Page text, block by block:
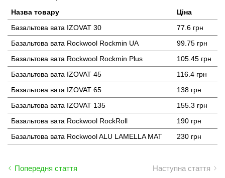
Назва товару
Ціна
Базальтова вата IZOVAT 30
77.6 грн
Базальтова вата Rockwool Rockmin UA
99.75 грн
Базальтова вата Rockwool Rockmin Plus
105.45 грн
Базальтова вата IZOVAT 45
116.4 грн
Базальтова вата IZOVAT 65
138 грн
Базальтова вата IZOVAT 135
155.3 грн
Базальтова вата Rockwool RockRoll
190 грн
Базальтова вата Rockwool ALU LAMELLA MAT
230 грн
Попередня стаття Наступна стаття